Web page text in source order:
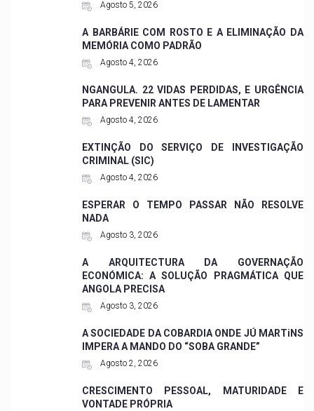
Agosto 5, 2026
A BARBÁRIE COM ROSTO E A ELIMINAÇÃO DA
MEMÓRIA COMO PADRÃO
Agosto 4, 2026
NGANGULA. 22 VIDAS PERDIDAS, E URGÊNCIA
PARA PREVENIR ANTES DE LAMENTAR
Agosto 4, 2026
EXTINÇÃO DO SERVIÇO DE INVESTIGAÇÃO
CRIMINAL (SIC)
Agosto 4, 2026
ESPERAR O TEMPO PASSAR NÃO RESOLVE
NADA
Agosto 3, 2026
A ARQUITECTURA DA GOVERNAÇÃO
ECONÓMICA: A SOLUÇÃO PRAGMÁTICA QUE
ANGOLA PRECISA
Agosto 3, 2026
A SOCIEDADE DA COBARDIA ONDE JÚ MARTiNS
IMPERA A MANDO DO “SOBA GRANDE”
Agosto 2, 2026
CRESCIMENTO PESSOAL, MATURIDADE E
VONTADE PRÓPRIA